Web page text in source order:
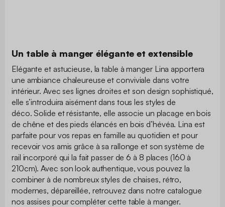
Un table à manger élégante et extensible
Elégante et astucieuse, la table à manger Lina apportera
une ambiance chaleureuse et conviviale dans votre
intérieur. Avec ses lignes droites et son design sophistiqué,
elle s’introduira aisément dans tous les styles de
déco. Solide et résistante, elle associe un placage en bois
de chêne et des pieds élancés en bois d’hévéa. Lina est
parfaite pour vos repas en famille au quotidien et pour
recevoir vos amis grâce à sa rallonge et son système de
rail incorporé qui la fait passer de 6 à 8 places (160 à
210cm). Avec son look authentique, vous pouvez la
combiner à de nombreux styles de chaises, rétro,
modernes, dépareillée, retrouvez dans notre catalogue
nos assises pour compléter cette table à manger.